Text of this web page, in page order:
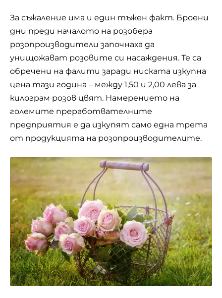
За съжаление има и един тъжен факт. Броени
дни преди началото на розобера
розопроизводители започнаха да
унищожават розовите си насаждения. Те са
обречени на фалити заради ниската изкупна
цена тази година – между 1,50 и 2,00 лева за
килограм розов цвят. Намерението на
големите преработвателните
предприятия е да изкупят само една трета
от продукцията на розопроизводителите.